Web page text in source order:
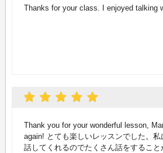
Thanks for your class. I enjoyed talking
Thank you for your wonderful lesson,
again! とても楽しいレッスンでした。私
話してくれるのでたくさん話をすること